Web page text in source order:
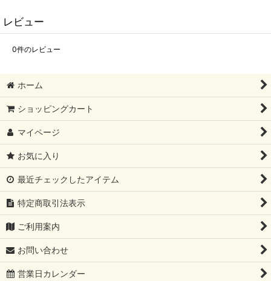
レビュー
0件のレビュー
ホーム
ショッピングカート
マイページ
お気に入り
最近チェックしたアイテム
特定商取引法表示
ご利用案内
お問い合わせ
営業日カレンダー